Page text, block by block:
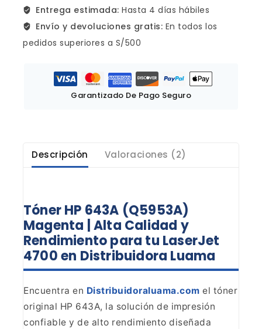
Entrega estimada: Hasta 4 días hábiles
Envío y devoluciones gratis: En todos los
pedidos superiores a S/500
Garantizado De Pago Seguro
Descripción Valoraciones (2)
Tóner HP 643A (Q5953A)
Magenta | Alta Calidad y
Rendimiento para tu LaserJet
4700 en Distribuidora Luama
Encuentra en Distribuidoraluama.com el tóner
original HP 643A, la solución de impresión
confiable y de alto rendimiento diseñada